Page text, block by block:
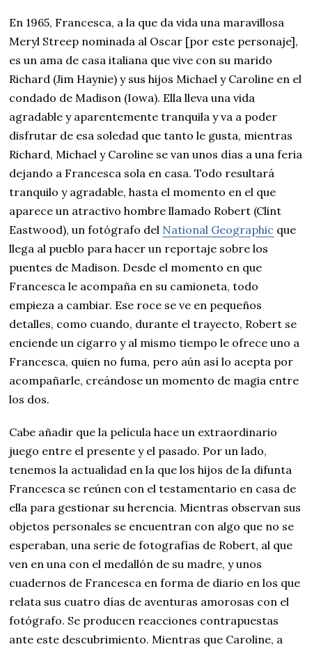
En 1965, Francesca, a la que da vida una maravillosa
Meryl Streep nominada al Oscar [por este personaje],
es un ama de casa italiana que vive con su marido
Richard (Jim Haynie) y sus hijos Michael y Caroline en el
condado de Madison (Iowa). Ella lleva una vida
agradable y aparentemente tranquila y va a poder
disfrutar de esa soledad que tanto le gusta, mientras
Richard, Michael y Caroline se van unos días a una feria
dejando a Francesca sola en casa. Todo resultará
tranquilo y agradable, hasta el momento en el que
aparece un atractivo hombre llamado Robert (Clint
Eastwood), un fotógrafo del National Geographic que
llega al pueblo para hacer un reportaje sobre los
puentes de Madison. Desde el momento en que
Francesca le acompaña en su camioneta, todo
empieza a cambiar. Ese roce se ve en pequeños
detalles, como cuando, durante el trayecto, Robert se
enciende un cigarro y al mismo tiempo le ofrece uno a
Francesca, quien no fuma, pero aún así lo acepta por
acompañarle, creándose un momento de magia entre
los dos.
Cabe añadir que la película hace un extraordinario
juego entre el presente y el pasado. Por un lado,
tenemos la actualidad en la que los hijos de la difunta
Francesca se reúnen con el testamentario en casa de
ella para gestionar su herencia. Mientras observan sus
objetos personales se encuentran con algo que no se
esperaban, una serie de fotografías de Robert, al que
ven en una con el medallón de su madre, y unos
cuadernos de Francesca en forma de diario en los que
relata sus cuatro días de aventuras amorosas con el
fotógrafo. Se producen reacciones contrapuestas
ante este descubrimiento. Mientras que Caroline, a